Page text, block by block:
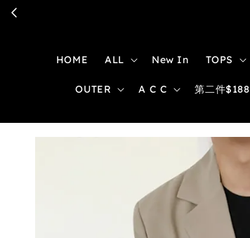
HOME ALL New In TOPS
OUTER A C C 第二件$188